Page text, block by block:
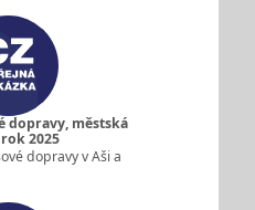
dopravy, městská
2025
dopravy v Aši a